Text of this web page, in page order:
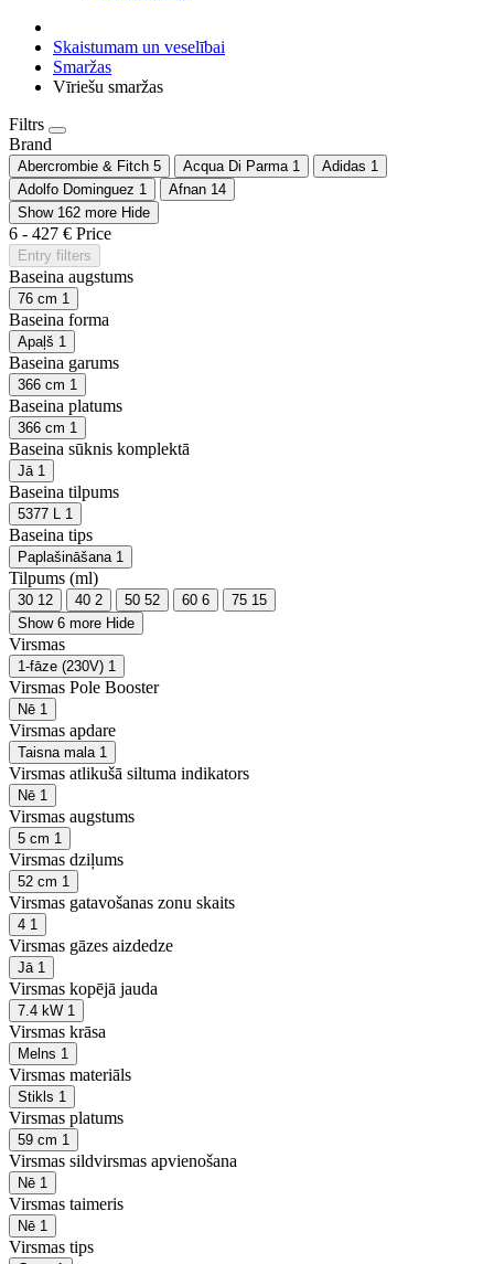
Skaistumam un veselībai
Smaržas
Vīriešu smaržas
Filtrs
Brand
Abercrombie & Fitch 5 Acqua Di Parma 1 Adidas 1
Adolfo Dominguez 1 Afnan 14
Show 162 more Hide
6 - 427 € Price
Entry filters
Baseina augstums
76 cm 1
Baseina forma
Apaļš 1
Baseina garums
366 cm 1
Baseina platums
366 cm 1
Baseina sūknis komplektā
Jā 1
Baseina tilpums
5377 L 1
Baseina tips
Paplašināšana 1
Tilpums (ml)
30 12 40 2 50 52 60 6 75 15
Show 6 more Hide
Virsmas
1-fāze (230V) 1
Virsmas Pole Booster
Nē 1
Virsmas apdare
Taisna mala 1
Virsmas atlikušā siltuma indikators
Nē 1
Virsmas augstums
5 cm 1
Virsmas dziļums
52 cm 1
Virsmas gatavošanas zonu skaits
4 1
Virsmas gāzes aizdedze
Jā 1
Virsmas kopējā jauda
7.4 kW 1
Virsmas krāsa
Melns 1
Virsmas materiāls
Stikls 1
Virsmas platums
59 cm 1
Virsmas sildvirsmas apvienošana
Nē 1
Virsmas taimeris
Nē 1
Virsmas tips